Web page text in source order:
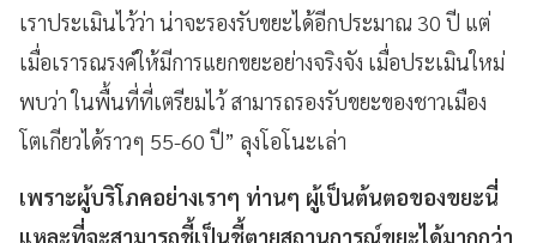
เราประเมินไว้ว่า น่าจะรองรับขยะได้อีกประมาณ 30 ปี แต่
เมื่อเรารณรงค์ให้มีการแยกขยะอย่างจริงจัง เมื่อประเมินใหม่
พบว่า ในพื้นที่ที่เตรียมไว้ สามารถรองรับขยะของชาวเมือง
โตเกียวได้ราวๆ 55-60 ปี” ลุงโอโนะเล่า
เพราะผู้บริโภคอย่างเราๆ ท่านๆ ผู้เป็นต้นตอของขยะนี่
แหละที่จะสามารถชี้เป็นชี้ตายสถานการณ์ขยะได้มากกว่า